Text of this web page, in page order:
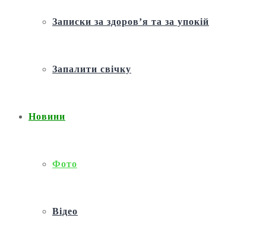
Записки за здоров’я та за упокій
Запалити свічку
Новини
Фото
Відео